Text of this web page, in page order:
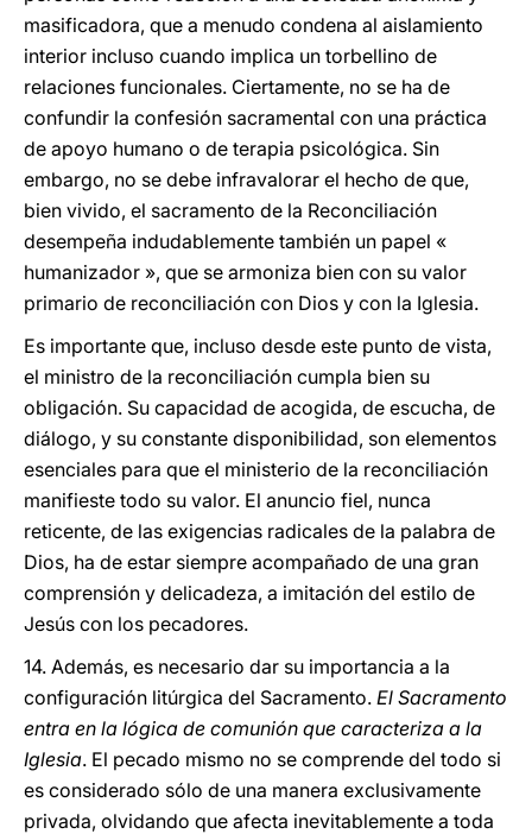
masificadora, que a menudo condena al aislamiento
interior incluso cuando implica un torbellino de
relaciones funcionales. Ciertamente, no se ha de
confundir la confesión sacramental con una práctica
de apoyo humano o de terapia psicológica. Sin
embargo, no se debe infravalorar el hecho de que,
bien vivido, el sacramento de la Reconciliación
desempeña indudablemente también un papel «
humanizador », que se armoniza bien con su valor
primario de reconciliación con Dios y con la Iglesia.
Es importante que, incluso desde este punto de vista,
el ministro de la reconciliación cumpla bien su
obligación. Su capacidad de acogida, de escucha, de
diálogo, y su constante disponibilidad, son elementos
esenciales para que el ministerio de la reconciliación
manifieste todo su valor. El anuncio fiel, nunca
reticente, de las exigencias radicales de la palabra de
Dios, ha de estar siempre acompañado de una gran
comprensión y delicadeza, a imitación del estilo de
Jesús con los pecadores.
14. Además, es necesario dar su importancia a la
configuración litúrgica del Sacramento. El Sacramento
entra en la lógica de comunión que caracteriza a la
Iglesia. El pecado mismo no se comprende del todo si
es considerado sólo de una manera exclusivamente
privada, olvidando que afecta inevitablemente a toda